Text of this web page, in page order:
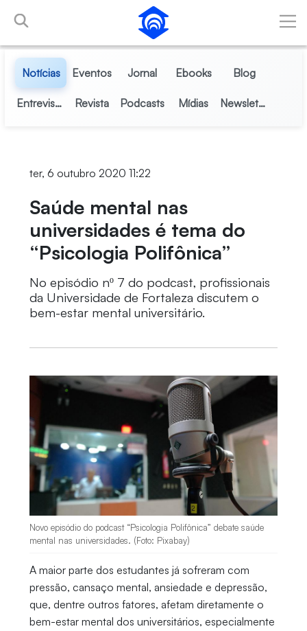
Pular para o Conteúdo principal
Notícias Eventos Jornal Ebooks Blog
Entrevistas Revista Podcasts Mídias Newsletter
ter, 6 outubro 2020 11:22
Saúde mental nas
universidades é tema do
“Psicologia Polifônica”
No episódio nº 7 do podcast, profissionais
da Universidade de Fortaleza discutem o
bem-estar mental universitário.
Novo episódio do podcast “Psicologia Polifônica” debate saúde
mental nas universidades. (Foto: Pixabay)
A maior parte dos estudantes já sofreram com
pressão, cansaço mental, ansiedade e depressão,
que, dentre outros fatores, afetam diretamente o
bem-estar mental dos universitários, especialmente